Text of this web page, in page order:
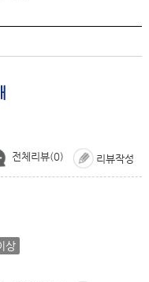
리뷰작성
전체리뷰(0)
상